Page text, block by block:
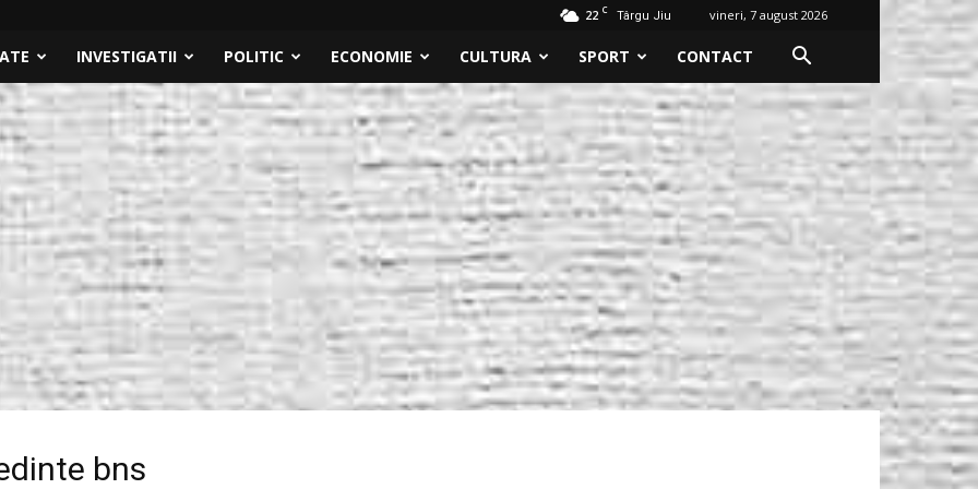
22 C Târgu Jiu vineri, 7 august 2026
INVESTIGATII POLITIC ECONOMIE CULTURA SPORT CONTACT
bns